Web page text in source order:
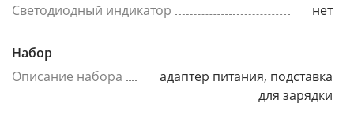
Светодиодный индикатор
нет
Набор
Описание набора
адаптер питания, подставка
для зарядки